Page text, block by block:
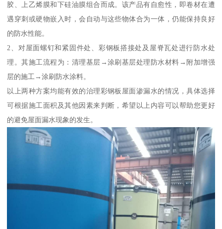
胶、上乙烯膜和下硅油膜组合而成。该产品有自愈性，即卷材在遭
遇穿刺或硬物嵌入时，会自动与这些物体合为一体，仍能保持良好
的防水性能。
2、对屋面螺钉和紧固件处、彩钢板搭接处及屋脊瓦处进行防水处
理。其施工流程为：清理基层→涂刷基层处理防水材料→附加增强
层的施工→涂刷防水涂料。
以上两种方案均能有效的治理彩钢板屋面渗漏水的情况，具体选择
可根据施工面积及其他因素来判断，希望以上内容可以帮助您更好
的避免屋面漏水现象的发生。